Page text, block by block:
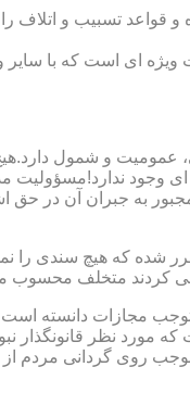
قواعد تسبیب و اتلاف
ویژه ای است که با
و شمول
ندارد!مسؤولیت
به جبران آن در حق
موانع موجود برای تنظیم اسناد رسمی مطابق
می کردند متخلف محسوب
مورد نظر
روی گردانی مردم